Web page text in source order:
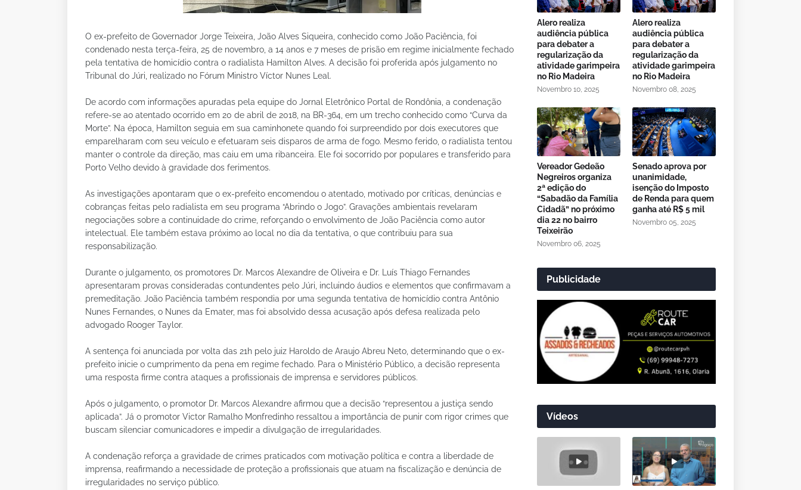
O ex-prefeito de Governador Jorge Teixeira, João Alves Siqueira, conhecido como João Paciência, foi
condenado nesta terça-feira, 25 de novembro, a 14 anos e 7 meses de prisão em regime inicialmente fechado
pela tentativa de homicídio contra o radialista Hamilton Alves. A decisão foi proferida após julgamento no
Tribunal do Júri, realizado no Fórum Ministro Víctor Nunes Leal.
De acordo com informações apuradas pela equipe do Jornal Eletrônico Portal de Rondônia, a condenação
refere-se ao atentado ocorrido em 20 de abril de 2018, na BR-364, em um trecho conhecido como “Curva da
Morte”. Na época, Hamilton seguia em sua caminhonete quando foi surpreendido por dois executores que
emparelharam com seu veículo e efetuaram seis disparos de arma de fogo. Mesmo ferido, o radialista tentou
manter o controle da direção, mas caiu em uma ribanceira. Ele foi socorrido por populares e transferido para
Porto Velho devido à gravidade dos ferimentos.
As investigações apontaram que o ex-prefeito encomendou o atentado, motivado por críticas, denúncias e
cobranças feitas pelo radialista em seu programa “Abrindo o Jogo”. Gravações ambientais revelaram
negociações sobre a continuidade do crime, reforçando o envolvimento de João Paciência como autor
intelectual. Ele também estava próximo ao local no dia da tentativa, o que contribuiu para sua
responsabilização.
Durante o julgamento, os promotores Dr. Marcos Alexandre de Oliveira e Dr. Luís Thiago Fernandes
apresentaram provas consideradas contundentes pelo Júri, incluindo áudios e elementos que confirmavam a
premeditação. João Paciência também respondia por uma segunda tentativa de homicídio contra Antônio
Nunes Fernandes, o Nunes da Emater, mas foi absolvido dessa acusação após defesa realizada pelo
advogado Rooger Taylor.
A sentença foi anunciada por volta das 21h pelo juiz Haroldo de Araujo Abreu Neto, determinando que o ex-
prefeito inicie o cumprimento da pena em regime fechado. Para o Ministério Público, a decisão representa
uma resposta firme contra ataques a profissionais de imprensa e servidores públicos.
Após o julgamento, o promotor Dr. Marcos Alexandre afirmou que a decisão “representou a justiça sendo
aplicada”. Já o promotor Victor Ramalho Monfredinho ressaltou a importância de punir com rigor crimes que
buscam silenciar comunicadores e impedir a divulgação de irregularidades.
A condenação reforça a gravidade de crimes praticados com motivação política e contra a liberdade de
imprensa, reafirmando a necessidade de proteção a profissionais que atuam na fiscalização e denúncia de
irregularidades no serviço público.
Alero realiza
audiência pública
para debater a
regularização da
atividade garimpeira
no Rio Madeira
Novembro 10, 2025
Alero realiza
audiência pública
para debater a
regularização da
atividade garimpeira
no Rio Madeira
Novembro 08, 2025
Vereador Gedeão
Negreiros organiza
2ª edição do
“Sabadão da Família
Cidadã” no próximo
dia 22 no bairro
Teixeirão
Novembro 06, 2025
Senado aprova por
unanimidade,
isenção do Imposto
de Renda para quem
ganha até R$ 5 mil
Novembro 05, 2025
Publicidade
Vídeos